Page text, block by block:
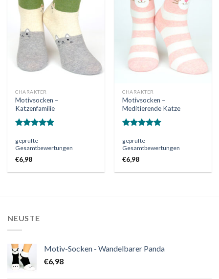
die
Wunschliste
CHARAKTER
Motivsocken –
Katzenfamilie
mit5.00
von 5
geprüfte
Gesamtbewertungen
€6,98
die
Wunschliste
CHARAKTER
Motivsocken –
Meditierende Katze
mit5.00
von 5
geprüfte
Gesamtbewertungen
€6,98
NEUSTE
Motiv-Socken - Wandelbarer Panda
€6,98